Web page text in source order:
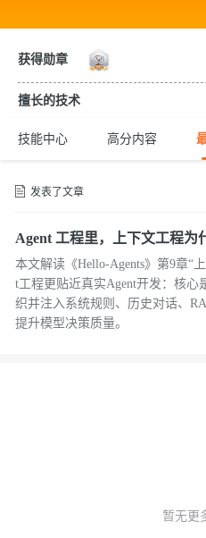
获得勋章
擅长的技术
技能中心 高分内容
发表了文章
Agent 工程里，上下文工程为
本文解读《Hello-Agents》第9章“
t工程更贴近真实Agent开发：核心
织并注入系统规则、历史对话、
提升模型决策质量。
暂无更